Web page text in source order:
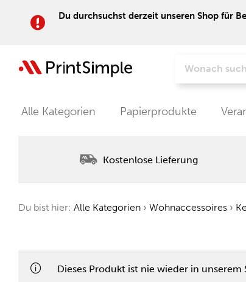
Du durchsuchst derzeit unseren Shop für
Alle Kategorien Papierprodukte
Kostenlose Lieferung
Du bist hier: Alle Kategorien › Wohnaccessoires ›
Dieses Produkt ist nie wieder in unserem